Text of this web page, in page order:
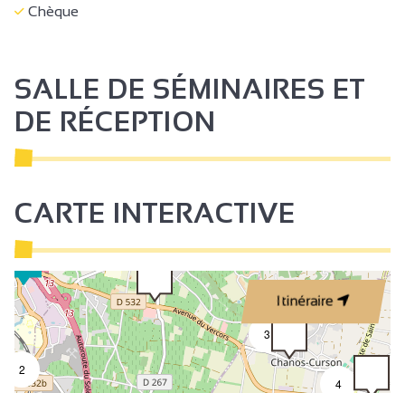
Chèque
SALLE DE SÉMINAIRES ET
DE RÉCEPTION
CARTE INTERACTIVE
Itinéraire
3
4
2